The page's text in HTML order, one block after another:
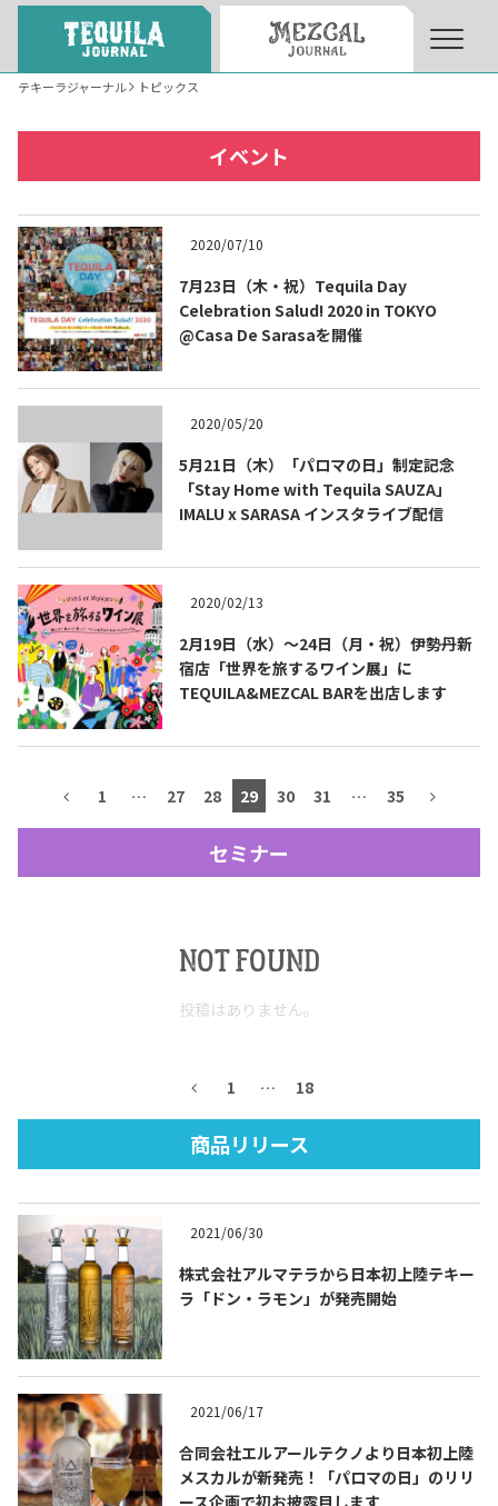
テキーラのつくり方 How to Make Tequila
テキーラマーケット
テキーラの飲み方
メキシコ料理
メキシコ旅行
メキシコの記念日 Events of Mexico
トピックス一覧 イベント一覧
テキーラ・メスカルが飲める
バー＆レストラン
Tequila Journal SNS 在日メキシコ大使館 SNS
テキーラジャーナル トピックス
イベント
2020/07/10
7月23日（木・祝）Tequila Day
Celebration Salud! 2020 in TOKYO
@Casa De Sarasaを開催
2020/05/20
5月21日（木）「パロマの日」制定記念
「Stay Home with Tequila SAUZA」
IMALU x SARASA インスタライブ配信
2020/02/13
2月19日（水）～24日（月・祝）伊勢丹新
宿店「世界を旅するワイン展」に
TEQUILA&MEZCAL BARを出店します
1 … 27 28 29 30 31 … 35
セミナー
NOT FOUND
投稿はありません。
1 … 18
商品リリース
2021/06/30
株式会社アルマテラから日本初上陸テキー
ラ「ドン・ラモン」が発売開始
2021/06/17
合同会社エルアールテクノより日本初上陸
メスカルが新発売！「パロマの日」のリリ
ース企画で初お披露目します